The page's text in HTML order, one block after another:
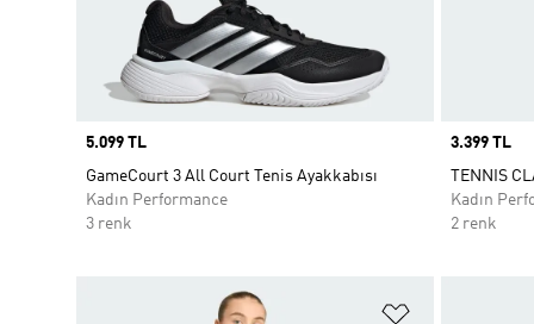
Price
5.099 TL
GameCourt 3 All Court Tenis Ayakkabısı
Kadın Performance
3 renk
Price
3.399 TL
TENNIS
Kadın
2 renk
Favori